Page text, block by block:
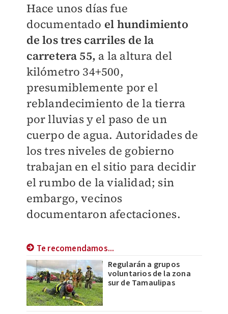
Hace unos días fue
documentado el hundimiento
de los tres carriles de la
carretera 55, a la altura del
kilómetro 34+500,
presumiblemente por el
reblandecimiento de la tierra
por lluvias y el paso de un
cuerpo de agua. Autoridades de
los tres niveles de gobierno
trabajan en el sitio para decidir
el rumbo de la vialidad; sin
embargo, vecinos
documentaron afectaciones.
Te recomendamos...
Regularán a grupos
voluntarios de la zona
sur de Tamaulipas